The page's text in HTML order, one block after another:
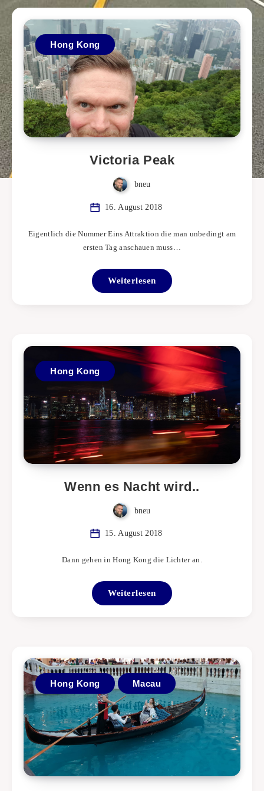
Hong Kong
Victoria Peak
bneu
16. August 2018
Eigentlich die Nummer Eins Attraktion die man unbedingt am
ersten Tag anschauen muss…
Weiterlesen
Hong Kong
Wenn es Nacht wird..
bneu
15. August 2018
Dann gehen in Hong Kong die Lichter an.
Weiterlesen
Hong Kong Macau